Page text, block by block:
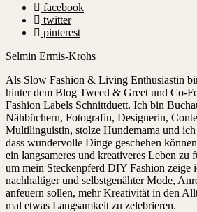
facebook
twitter
pinterest
Selmin Ermis-Krohs
Als Slow Fashion & Living Enthusiastin
hinter dem Blog Tweed & Greet und Co-
Fashion Labels Schnittduett. Ich bin
Nähbüchern, Fotografin, Designerin,
Multilinguistin, stolze Hundemama und ich
dass wundervolle Dinge geschehen
ein langsameres und kreativeres Leben zu
um mein Steckenpferd DIY Fashion zeige
nachhaltiger und selbstgenähter Mode,
anfeuern sollen, mehr Kreativität in den
mal etwas Langsamkeit zu zelebrieren.